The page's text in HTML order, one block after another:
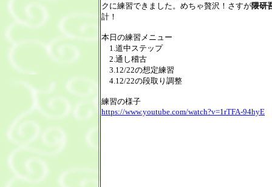
クに練習できました。めちゃ贅沢！さすが隈研
計！
本日の練習メニュー
1.道中ステップ
2.通し稽古
3.12/22の想定練習
4.12/22の段取り調整
練習の様子
https://www.youtube.com/watch?v=1rTFA-94hyE